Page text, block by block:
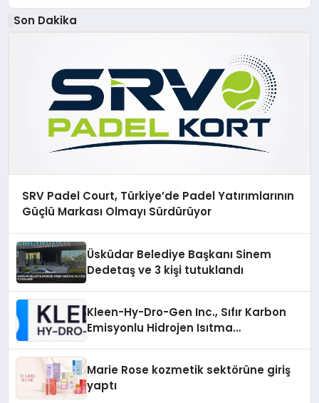
Son Dakika
SRV Padel Court, Türkiye’de Padel Yatırımlarının
Güçlü Markası Olmayı Sürdürüyor
Üsküdar Belediye Başkanı Sinem
Dedetaş ve 3 kişi tutuklandı
Kleen-Hy-Dro-Gen Inc., Sıfır Karbon
Emisyonlu Hidrojen Isıtma
Marie Rose kozmetik sektörüne giriş
yaptı